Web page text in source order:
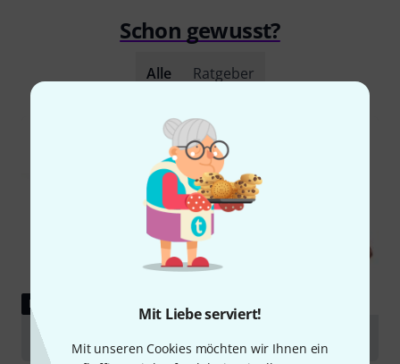
Mit Liebe serviert!
Mit unseren Cookies möchten wir Ihnen ein
Schon gewusst?
Alle Ratgeber
RATGEBER
Violinen